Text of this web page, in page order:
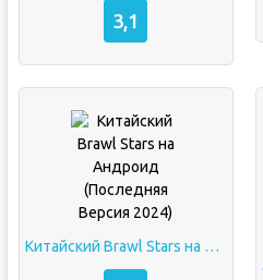
3,1
Китайский Brawl Stars на Андроид (Последняя Версия 2024)